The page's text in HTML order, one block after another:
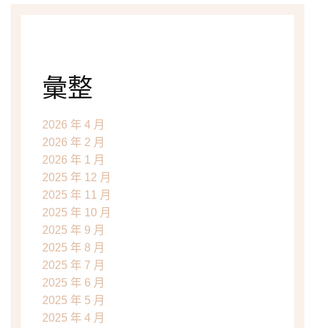
彙整
2026 年 4 月
2026 年 2 月
2026 年 1 月
2025 年 12 月
2025 年 11 月
2025 年 10 月
2025 年 9 月
2025 年 8 月
2025 年 7 月
2025 年 6 月
2025 年 5 月
2025 年 4 月